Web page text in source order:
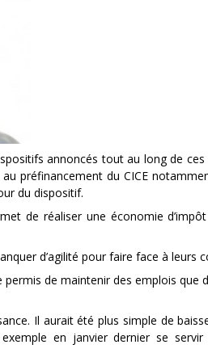
annoncés tout au long de ces
préfinancement du CICE
du dispositif.
de réaliser une économie
d’agilité pour faire face à leurs
de maintenir des emplois que
Il aurait été plus simple de
en janvier dernier se servir